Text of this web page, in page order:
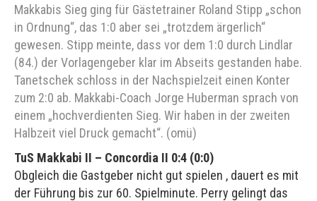
Makkabis Sieg ging für Gästetrainer Roland Stipp „schon
in Ordnung“, das 1:0 aber sei „trotzdem ärgerlich“
gewesen. Stipp meinte, dass vor dem 1:0 durch Lindlar
(84.) der Vorlagengeber klar im Abseits gestanden habe.
Tanetschek schloss in der Nachspielzeit einen Konter
zum 2:0 ab. Makkabi-Coach Jorge Huberman sprach von
einem „hochverdienten Sieg. Wir haben in der zweiten
Halbzeit viel Druck gemacht“. (omü)
TuS Makkabi II – Concordia II 0:4 (0:0)
Obgleich die Gastgeber nicht gut spielen , dauert es mit
der Führung bis zur 60. Spielminute. Perry gelingt das